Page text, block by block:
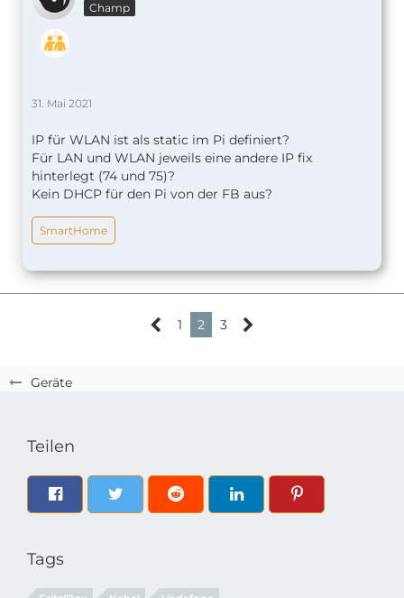
Geräte
Champ
31. Mai 2021
IP für WLAN ist als static im Pi definiert?
Für LAN und WLAN jeweils eine andere IP fix
hinterlegt (74 und 75)?
Kein DHCP für den Pi von der FB aus?
SmartHome
1 2 3
Teilen
Tags